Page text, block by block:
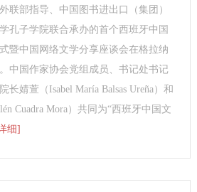
联部指导、中国图书进出口（集团）
孔子学院联合承办的首个西班牙中国
暨中国网络文学分享座谈会在格拉纳
中国作家协会党组成员、书记处书记
婧萱（Isabel María Balsas Ureña）和
Cuadra Mora）共同为“西班牙中国文
细]